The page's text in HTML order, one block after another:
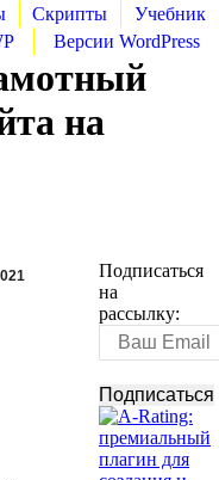
Скрипты
Учебник
Версии WordPress
на
Подписаться
на
рассылку: